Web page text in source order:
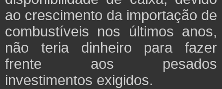
ao crescimento da importação de
combustíveis nos últimos anos,
não teria dinheiro para fazer
frente aos pesados
investimentos exigidos.